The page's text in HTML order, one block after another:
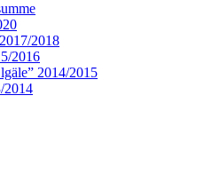
2018
2016
2014/2015
2014